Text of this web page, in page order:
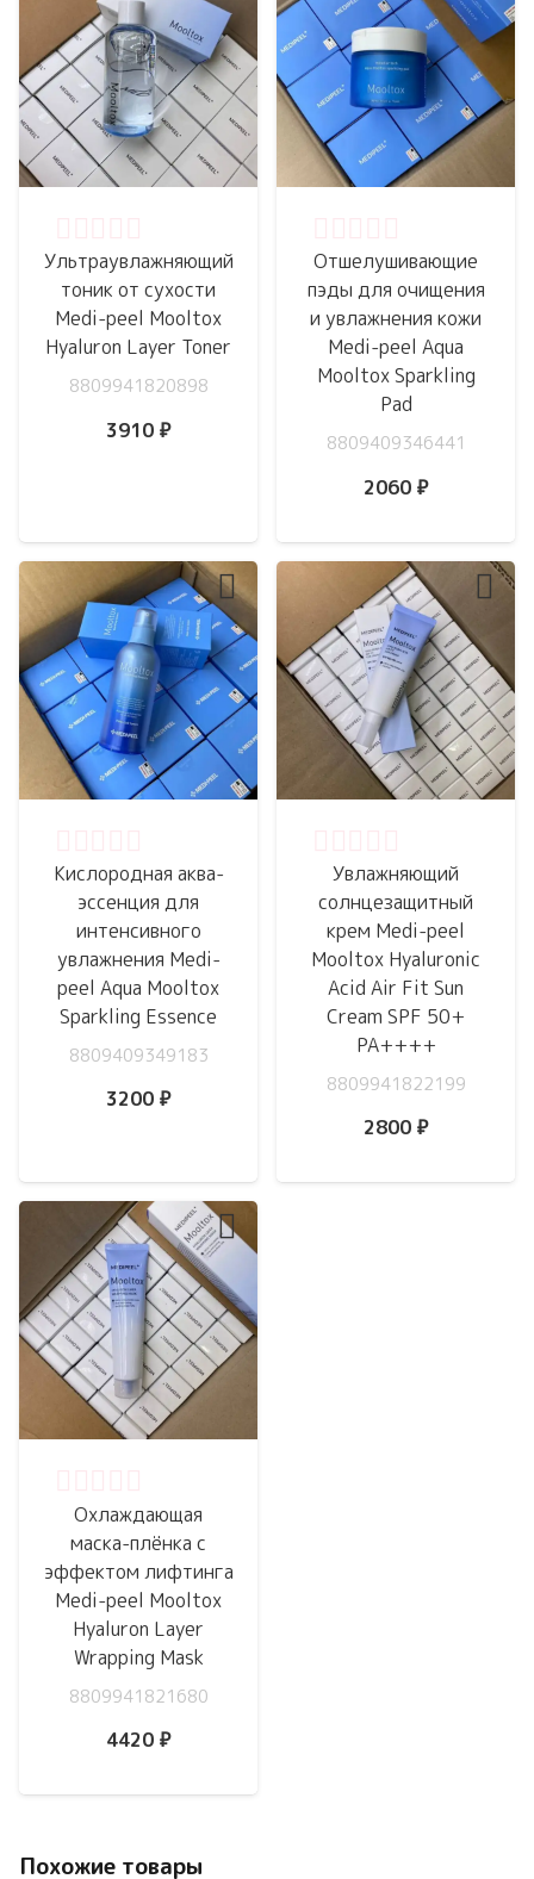
Ультраувлажняющий
тоник от сухости
Medi-peel Mooltox
Hyaluron Layer Toner
8809941820898
3910 ₽
Отшелушивающие
пэды для очищения
и увлажнения кожи
Medi-peel Aqua
Mooltox Sparkling
Pad
8809409346441
2060 ₽
Кислородная аква-
эссенция для
интенсивного
увлажнения Medi-
peel Aqua Mooltox
Sparkling Essence
8809409349183
3200 ₽
Увлажняющий
солнцезащитный
крем Medi-peel
Mooltox Hyaluronic
Acid Air Fit Sun
Cream SPF 50+
PA++++
8809941822199
2800 ₽
Охлаждающая
маска-плёнка с
эффектом лифтинга
Medi-peel Mooltox
Hyaluron Layer
Wrapping Mask
8809941821680
4420 ₽
Похожие товары